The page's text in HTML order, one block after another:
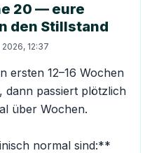
20 — eure
den Stillstand
2026, 12:37
ersten 12–16 Wochen
dann passiert plötzlich
über Wochen.
normal sind:**